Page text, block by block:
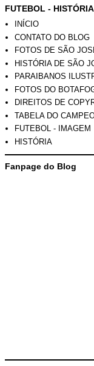
FUTEBOL -
INÍCIO
CONTATO DO BLOG
FOTOS DE SÃO
HISTÓRIA DE SÃO
PARAIBANOS
FOTOS DO
DIREITOS DE
TABELA DO
FUTEBOL - IMAGEM
HISTÓRIA
Fanpage do Blog